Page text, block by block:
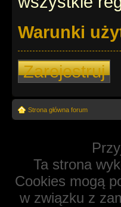
Warunki
Zarejestruj
Strona główna forum
Ta strona
Cookies mogą
w związku z